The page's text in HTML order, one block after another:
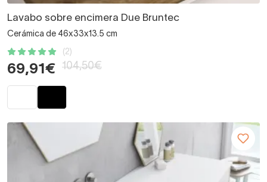
Lavabo sobre encimera Due Bruntec
Cerámica de 46x33x13.5 cm
(2)
69,91€ 104,50€